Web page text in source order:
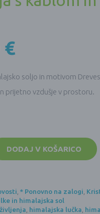
€
soljo in motivom
prijetno vzdušje v prostoru.
DODAJ V KOŠARICO
* Ponovno na zalogi
in himalajska sol
himalajska lučka